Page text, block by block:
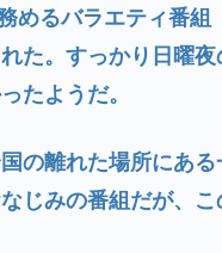
めるバラエティ番
た。すっかり日曜
たようだ。
の離れた場所にあ
じみの番組だが、